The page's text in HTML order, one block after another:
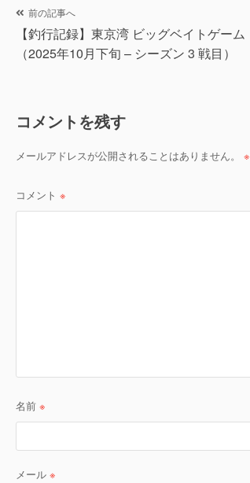
投
稿
ビ
シ
前の記事へ
【釣行記録】東京湾 ビッグベイトゲーム
（2025年10月下旬 – シーズン 3 戦目）
コメントを残す
メールアドレスが公開されることはありません。 ※
コメント ※
名前 ※
メール ※